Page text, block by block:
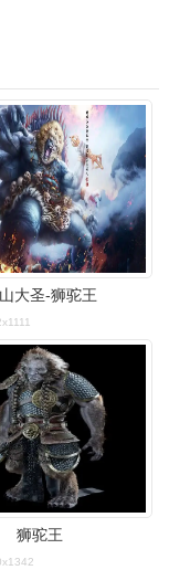
大圣-狮驼王
狮驼王